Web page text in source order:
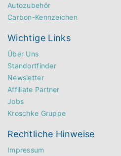
Autozubehör
Carbon-Kennzeichen
Wichtige Links
Über Uns
Standortfinder
Newsletter
Affiliate Partner
Jobs
Kroschke Gruppe
Rechtliche Hinweise
Impressum